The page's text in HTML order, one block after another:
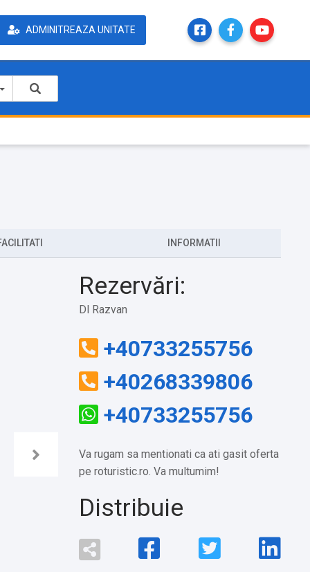
ADMINITREAZA UNITATE
INFORMATII
Rezervări:
Dl Razvan
+40733255756
+40268339806
+40733255756
Va rugam sa mentionati ca ati gasit oferta
pe roturistic.ro. Va multumim!
Distribuie